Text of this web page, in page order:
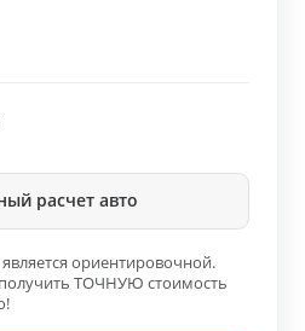
расчет авто
ориентировочной.
получить ТОЧНУЮ стоимость